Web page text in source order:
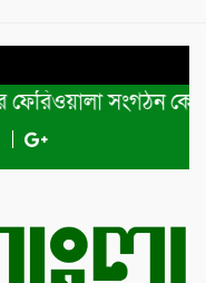
সংগঠন কেন্দ্রীয়